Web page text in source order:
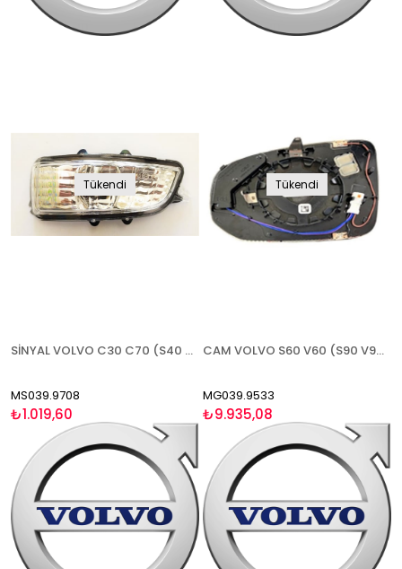
Tükendi
SİNYAL VOLVO C30 C70 (S40 V50 2008-2012)(S60 2007-2009)(S80 2007-2011)(V70 2007-2011)(V40 2012-) AMPULLÜ TİP SOL
MS039.9708
₺1.019,60
Tükendi
CAM VOLVO S60 V60 (S90 V90 2017-) 2019- ISITMALI KARARTMALI BLİS SAĞ
MG039.9533
₺9.935,08